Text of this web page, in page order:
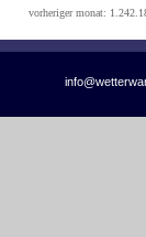
vorheriger monat: